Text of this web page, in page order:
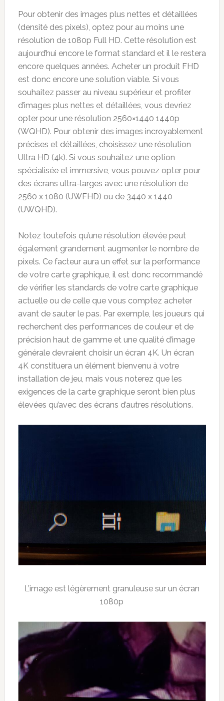
Pour obtenir des images plus nettes et détaillées
(densité des pixels), optez pour au moins une
résolution de 1080p Full HD. Cette résolution est
aujourd’hui encore le format standard et il le restera
encore quelques années. Acheter un produit FHD
est donc encore une solution viable. Si vous
souhaitez passer au niveau supérieur et profiter
d’images plus nettes et détaillées, vous devriez
opter pour une résolution 2560×1440 1440p
(WQHD). Pour obtenir des images incroyablement
précises et détaillées, choisissez une résolution
Ultra HD (4k). Si vous souhaitez une option
spécialisée et immersive, vous pouvez opter pour
des écrans ultra-larges avec une résolution de
2560 x 1080 (UWFHD) ou de 3440 x 1440
(UWQHD).
Notez toutefois qu’une résolution élevée peut
également grandement augmenter le nombre de
pixels. Ce facteur aura un effet sur la performance
de votre carte graphique, il est donc recommandé
de vérifier les standards de votre carte graphique
actuelle ou de celle que vous comptez acheter
avant de sauter le pas. Par exemple, les joueurs qui
recherchent des performances de couleur et de
précision haut de gamme et une qualité d’image
générale devraient choisir un écran 4K. Un écran
4K constituera un élément bienvenu à votre
installation de jeu, mais vous noterez que les
exigences de la carte graphique seront bien plus
élevées qu’avec des écrans d’autres résolutions.
L’image est légèrement granuleuse sur un écran
1080p